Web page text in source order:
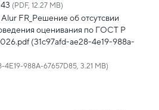
(PDF, 12.27 MB)
FR_Решение об отсутсвии
оценивания по ГОСТ Р
(31c97afd-ae28-4e19-988a-
4E19-988A-67657D85, 3.21 MB)